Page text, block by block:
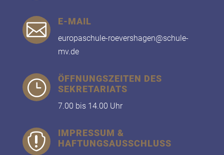
 E-MAIL
europaschule-roevershagen@schule-
mv.de
}
ÖFFNUNGSZEITEN DES
SEKRETARIATS
7.00 bis 14.00 Uhr

IMPRESSUM &
HAFTUNGSAUSSCHLUSS